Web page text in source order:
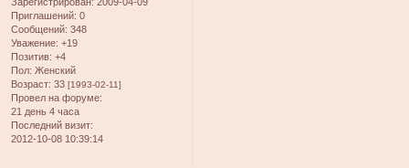
Приглашений: 0
Сообщений: 348
Уважение: +19
Позитив: +4
Пол: Женский
Возраст: 33 [1993-02-11]
Провел на форуме:
21 день 4 часа
Последний визит:
2012-10-08 10:39:14